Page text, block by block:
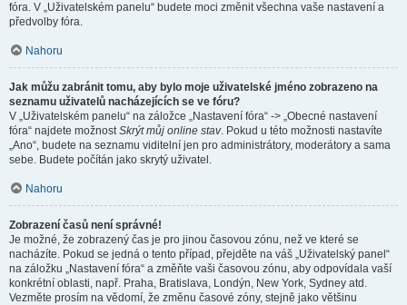
fóra. V „Uživatelském panelu“ budete moci změnit všechna vaše nastavení a
předvolby fóra.
Nahoru
Jak můžu zabránit tomu, aby bylo moje uživatelské jméno zobrazeno na
seznamu uživatelů nacházejících se ve fóru?
V „Uživatelském panelu“ na záložce „Nastavení fóra“ -> „Obecné nastavení
fóra“ najdete možnostSkrýt můj online stav. Pokud u této možnosti nastavíte
„Ano“, budete na seznamu viditelní jen pro administrátory, moderátory a sama
sebe. Budete počítán jako skrytý uživatel.
Nahoru
Zobrazení časů není správné!
Je možné, že zobrazený čas je pro jinou časovou zónu, než ve které se
nacházíte. Pokud se jedná o tento případ, přejděte na váš „Uživatelský panel“
na záložku „Nastavení fóra“ a změňte vaši časovou zónu, aby odpovídala vaší
konkrétní oblasti, např. Praha, Bratislava, Londýn, New York, Sydney atd.
Vezměte prosím na vědomí, že změnu časové zóny, stejně jako většinu